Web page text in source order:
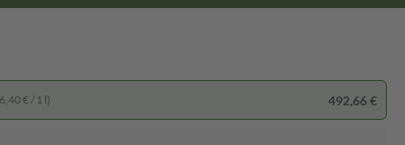
€ / 1 l) 492,66 €